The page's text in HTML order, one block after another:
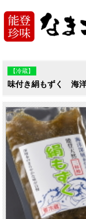
【冷蔵】
味付き絹もずく 海